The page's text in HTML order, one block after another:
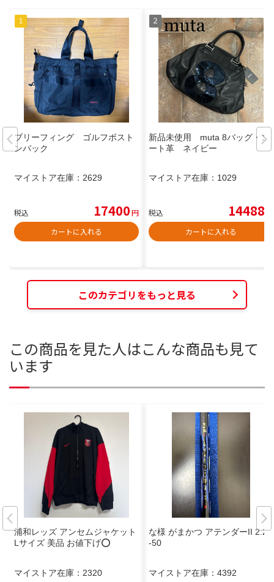
ブリーフィング ゴルフボスト
ンバック
マイストア在庫： 2629
税込 17400円
カートに入れる
新品未使用 muta 8バッグ・ゴ
ート革 ネイビー
マイストア在庫： 1029
税込 14488
カートに入れる
このカテゴリをもっと見る
この商品を見た人はこんな商品も見て
います
浦和レッズ アンセムジャケット
Lサイズ 美品 お値下げ⭕️
マイストア在庫： 2320
な様 がまかつ アテンダーII 2.25
-50
マイストア在庫： 4392